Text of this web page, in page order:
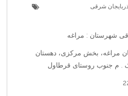
شرقی
شهرستان : مراغه
مراغه، بخش مرکزی، دهستان